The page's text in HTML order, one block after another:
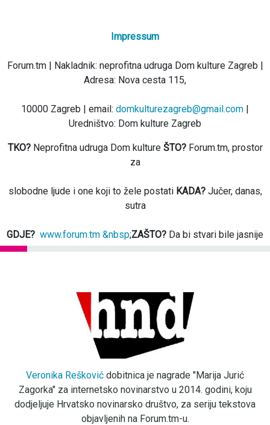
Impressum
Forum.tm | Nakladnik: neprofitna udruga Dom kulture Zagreb |
Adresa: Nova cesta 115,
10000 Zagreb | email: domkulturezagreb@gmail.com
Uredništvo: Dom kulture Zagreb
TKO?Neprofitna udruga Dom kulture ŠTO?Forum.tm, prostor
za
slobodne ljude i one koji to žele postati KADA?Jučer, danas,
sutra
GDJE? www.forum.tm &nbsp;ZAŠTO? Da bi stvari bile jasnije
Veronika Rešković dobitnica je nagrade "Marija Jurić
Zagorka" za internetsko novinarstvo u 2014. godini, koju
dodjeljuje Hrvatsko novinarsko društvo, za seriju tekstova
objavljenih na Forum.tm-u.